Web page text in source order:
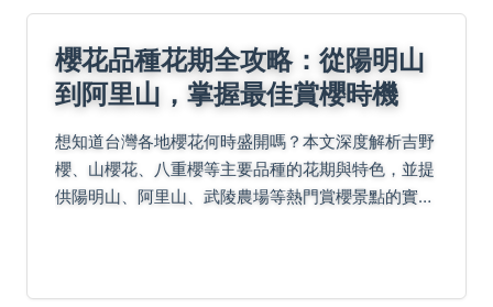
櫻花品種花期全攻略：從陽明山
到阿里山，掌握最佳賞櫻時機
想知道台灣各地櫻花何時盛開嗎？本文深度解析吉野
櫻、山櫻花、八重櫻等主要品種的花期與特色，並提
供陽明山、阿里山、武陵農場等熱門賞櫻景點的實用